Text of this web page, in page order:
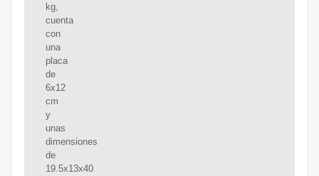
kg,
cuenta
con
una
placa
de
6x12
cm
y
unas
dimensiones
de
19.5x13x40